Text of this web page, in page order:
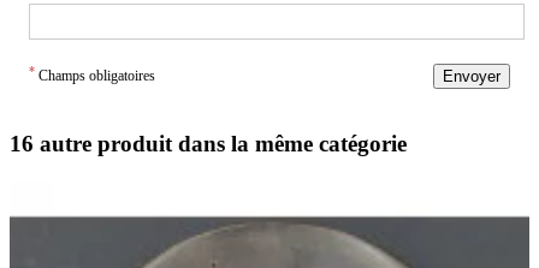
* Champs obligatoires Envoyer
16 autre produit dans la même catégorie